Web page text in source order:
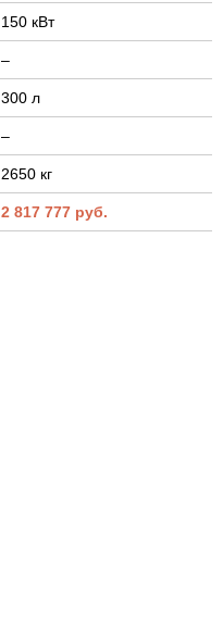
150 кВт
–
300 л
–
2650 кг
2 817 777 руб.